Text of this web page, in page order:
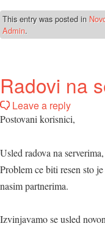
This entry was posted in
Admin.
Radovi na
Leave a reply
Postovani korisnici,
Usled radova na
Problem ce biti resen sto
nasim partnerima.
Izvinjavamo se usled